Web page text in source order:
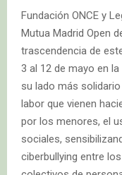
Fundación ONCE y
Mutua Madrid Open
trascendencia de
3 al 12 de mayo en
su lado más
labor que vienen
por los menores, el
sociales,
ciberbullying entre